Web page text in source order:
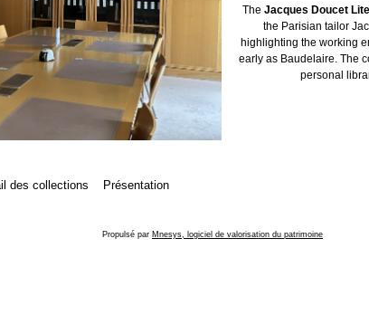
The Jacques Doucet
the Parisian tailor
highlighting the working
early as Baudelaire. The
personal
des collections Présentation
Propulsé par Mnesys, logiciel de valorisation du patrimoine